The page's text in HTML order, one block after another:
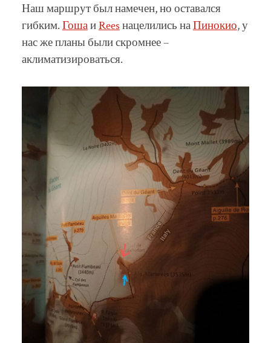
Наш маршрут был намечен, но оставался
гибким.ГошаиRees нацелились наПинокио, у
нас же планы были скромнее –
аклиматизироваться.